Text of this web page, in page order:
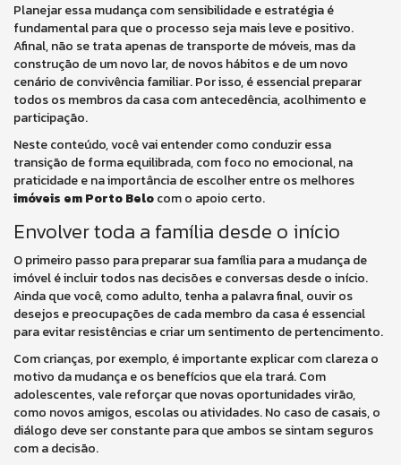
Planejar essa mudança com sensibilidade e estratégia é
fundamental para que o processo seja mais leve e positivo.
Afinal, não se trata apenas de transporte de móveis, mas da
construção de um novo lar, de novos hábitos e de um novo
cenário de convivência familiar. Por isso, é essencial preparar
todos os membros da casa com antecedência, acolhimento e
participação.
Neste conteúdo, você vai entender como conduzir essa
transição de forma equilibrada, com foco no emocional, na
praticidade e na importância de escolher entre os melhores
imóveis em Porto Belocom o apoio certo.
Envolver toda a família desde o início
O primeiro passo para preparar sua família para a mudança de
imóvel é incluir todos nas decisões e conversas desde o início.
Ainda que você, como adulto, tenha a palavra final, ouvir os
desejos e preocupações de cada membro da casa é essencial
para evitar resistências e criar um sentimento de pertencimento.
Com crianças, por exemplo, é importante explicar com clareza o
motivo da mudança e os benefícios que ela trará. Com
adolescentes, vale reforçar que novas oportunidades virão,
como novos amigos, escolas ou atividades. No caso de casais, o
diálogo deve ser constante para que ambos se sintam seguros
com a decisão.